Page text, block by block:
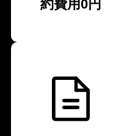
約費用0円